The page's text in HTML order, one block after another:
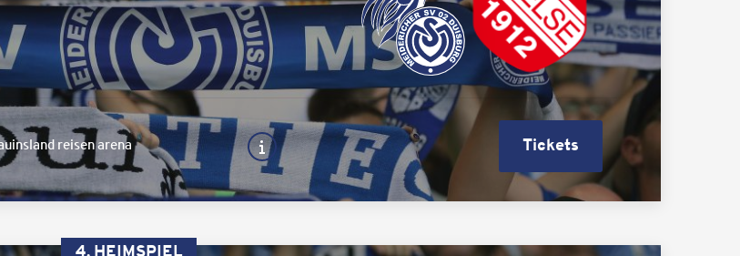
reisen arena Tickets